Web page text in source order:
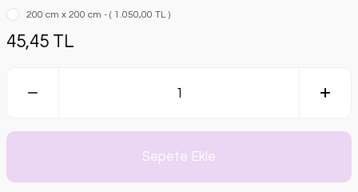
200 cm x 200 cm - ( 1.050,00 TL )
45,45 TL
Sepete Ekle